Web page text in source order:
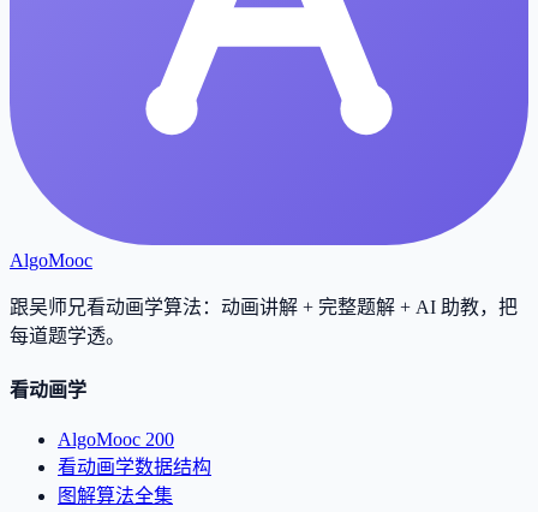
AlgoMooc
跟吴师兄看动画学算法：动画讲解 + 完整题解 + AI 助教，把
每道题学透。
看动画学
AlgoMooc 200
看动画学数据结构
图解算法全集